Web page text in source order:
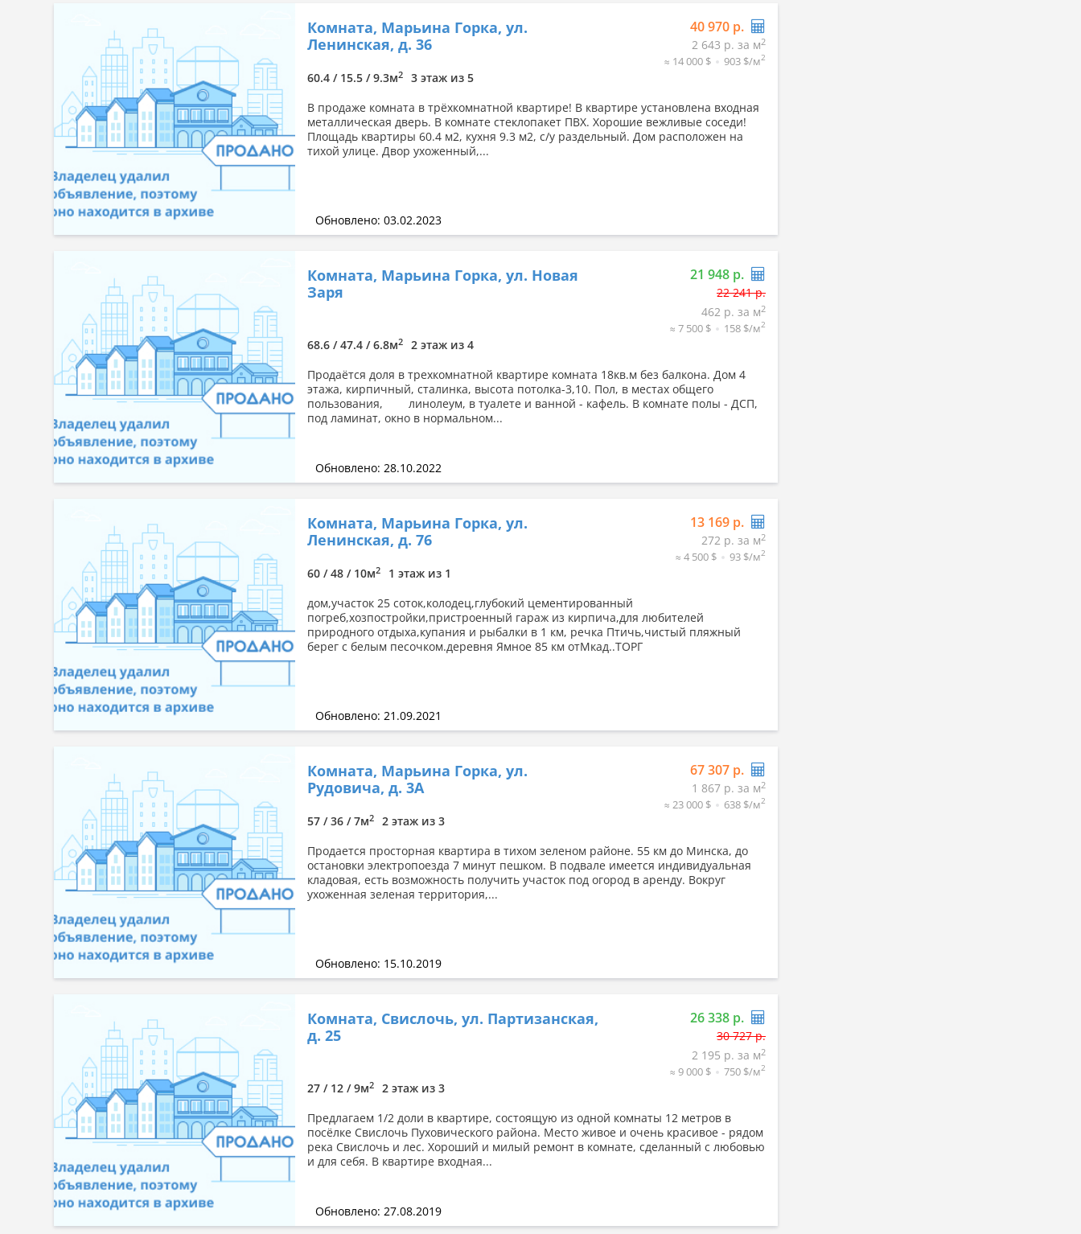
Комната, Марьина Горка, ул.
Ленинская, д. 36
40 970 р.
2 643 р. за м2
≈ 14 000 $ 903 $/м2
60.4 / 15.5 / 9.3м2
3 этаж из 5
В продаже комната в трёхкомнатной квартире! В квартире установлена входная
металлическая дверь. В комнате стеклопакет ПВХ. Хорошие вежливые соседи!
Площадь квартиры 60.4 м2, кухня 9.3 м2, с/у раздельный. Дом расположен на
тихой улице. Двор ухоженный,...
Обновлено: 03.02.2023
Комната, Марьина Горка, ул. Новая
Заря
21 948 р.
22 241 р.
462 р. за м2
≈ 7 500 $ 158 $/м2
68.6 / 47.4 / 6.8м2
2 этаж из 4
Продаётся доля в трехкомнатной квартире комната 18кв.м без балкона. Дом 4
этажа, кирпичный, сталинка, высота потолка-3,10. Пол, в местах общего
пользования, линолеум, в туалете и ванной - кафель. В комнате полы - ДСП,
под ламинат, окно в нормальном...
Обновлено: 28.10.2022
Комната, Марьина Горка, ул.
Ленинская, д. 76
13 169 р.
272 р. за м2
≈ 4 500 $ 93 $/м2
60 / 48 / 10м2
1 этаж из 1
дом,участок 25 соток,колодец,глубокий цементированный
погреб,хозпостройки,пристроенный гараж из кирпича,для любителей
природного отдыха,купания и рыбалки в 1 км, речка Птичь,чистый пляжный
берег с белым песочком.деревня Ямное 85 км отМкад..ТОРГ
Обновлено: 21.09.2021
Комната, Марьина Горка, ул.
Рудовича, д. 3А
67 307 р.
1 867 р. за м2
≈ 23 000 $ 638 $/м2
57 / 36 / 7м2
2 этаж из 3
Продается просторная квартира в тихом зеленом районе. 55 км до Минска, до
остановки электропоезда 7 минут пешком. В подвале имеется индивидуальная
кладовая, есть возможность получить участок под огород в аренду. Вокруг
ухоженная зеленая территория,...
Обновлено: 15.10.2019
Комната, Свислочь, ул. Партизанская,
д. 25
26 338 р.
30 727 р.
2 195 р. за м2
≈ 9 000 $ 750 $/м2
27 / 12 / 9м2
2 этаж из 3
Предлагаем 1/2 доли в квартире, состоящую из одной комнаты 12 метров в
посёлке Свислочь Пуховического района. Место живое и очень красивое - рядом
река Свислочь и лес. Хороший и милый ремонт в комнате, сделанный с любовью
и для себя. В квартире входная...
Обновлено: 27.08.2019